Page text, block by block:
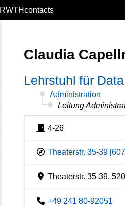
RWTHcontacts
Claudia
Lehrstuhl für
Administration
Leitung
4-26
Theaterstr. 35-39
Theaterstr. 35-39,
+49 241 80-92051